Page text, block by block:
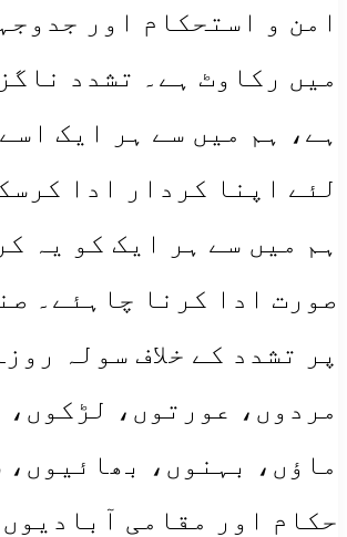
امن و استحکام اور
میں رکاوٹ ہے۔ تشدد
ہے، ہم میں سے ہر ایک
لئے اپنا کردار ادا
ہم میں سے ہر ایک کو یہ
صورت ادا کرنا چاہئے۔
پر تشدد کے خلاف سولہ
مردوں، عورتوں، لڑکوں،
ماؤں، بہنوں، بھائیوں،
حکام اور مقامی آبادیوں